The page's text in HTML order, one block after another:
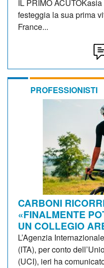
IL PRIMO
festeggia la sua prima
France...
PROFESSIONISTI
CARBONI
«FINALMENTE
UN COLLEGIO
L’Agenzia
(ITA), per conto
(UCI), ieri ha